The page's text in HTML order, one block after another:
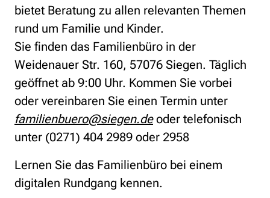
bietet Beratung zu allen relevanten Themen
rund um Familie und Kinder.
Sie finden das Familienbüro in der
Weidenauer Str. 160, 57076 Siegen. Täglich
geöffnet ab 9:00 Uhr. Kommen Sie vorbei
oder vereinbaren Sie einen Termin unter
familienbuero@siegen.deoder telefonisch
unter (0271) 404 2989 oder 2958
Lernen Sie das Familienbüro bei einem
digitalen Rundgang kennen.